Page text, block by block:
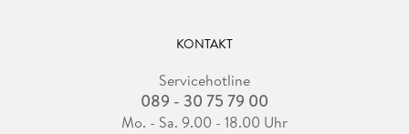
KONTAKT
Servicehotline
089 - 30 75 79 00
Mo. - Sa. 9.00 - 18.00 Uhr